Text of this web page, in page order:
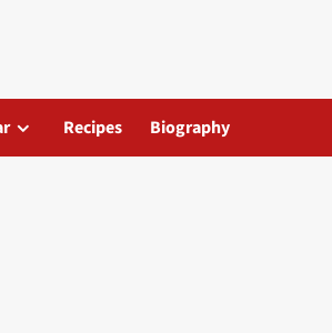
Recipes Biography